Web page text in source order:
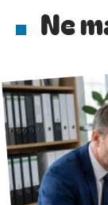
Ne